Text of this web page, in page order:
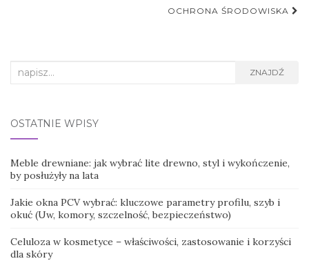
OCHRONA ŚRODOWISKA
Search
ZNAJDŹ
OSTATNIE WPISY
Meble drewniane: jak wybrać lite drewno, styl i wykończenie,
by posłużyły na lata
Jakie okna PCV wybrać: kluczowe parametry profilu, szyb i
okuć (Uw, komory, szczelność, bezpieczeństwo)
Celuloza w kosmetyce – właściwości, zastosowanie i korzyści
dla skóry